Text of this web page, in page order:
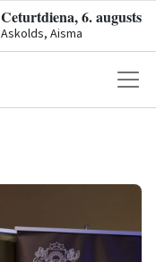
Ceturtdiena, 6. augusts
Askolds, Aisma